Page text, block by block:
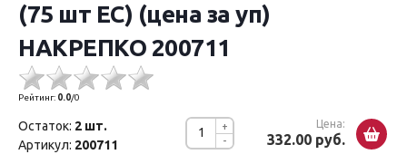
(75 шт EC) (цена за уп)
НАКРЕПКО 200711
Рейтинг: 0.0/0
-
+ Цена:
332.00 руб.
Остаток: 2 шт.
Артикул: 200711